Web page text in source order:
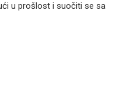
u prošlost i suočiti se sa